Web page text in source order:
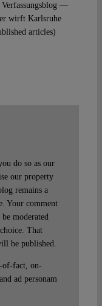
—
wirft Karls­ruhe
arti­cles)
do so as our
our property
remains a
Your comment
moderated
That
be published.
of-fact, on-
ad personam